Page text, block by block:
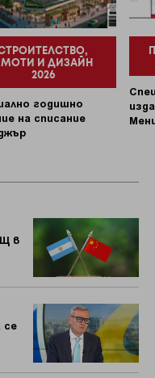
И ДИЗАЙН
2026
годишно
на списание
в
се